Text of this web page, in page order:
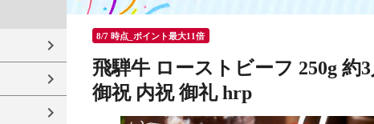
8/7 時点_ポイント最大11倍
飛騨牛 ローストビーフ 250g 約
御祝 内祝 御礼 hrp